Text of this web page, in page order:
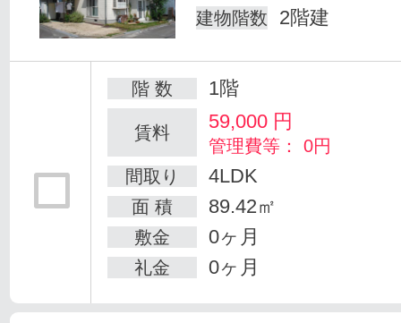
建物階数 2階建
階 数 1階
賃料 59,000 円
管理費等： 0円
間取り
4LDK
面 積 89.42㎡
敷金 0ヶ月
礼金 0ヶ月